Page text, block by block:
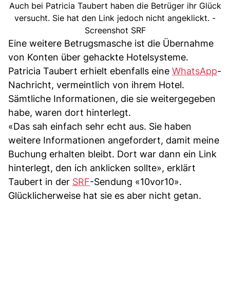
Auch bei Patricia Taubert haben die Betrüger ihr Glück
versucht. Sie hat den Link jedoch nicht angeklickt. -
Screenshot SRF
Eine weitere Betrugsmasche ist die Übernahme
von Konten über gehackte Hotelsysteme.
Patricia Taubert erhielt ebenfalls eine WhatsApp-
Nachricht, vermeintlich von ihrem Hotel.
Sämtliche Informationen, die sie weitergegeben
habe, waren dort hinterlegt.
«Das sah einfach sehr echt aus. Sie haben
weitere Informationen angefordert, damit meine
Buchung erhalten bleibt. Dort war dann ein Link
hinterlegt, den ich anklicken sollte», erklärt
Taubert in der SRF-Sendung «10vor10».
Glücklicherweise hat sie es aber nicht getan.